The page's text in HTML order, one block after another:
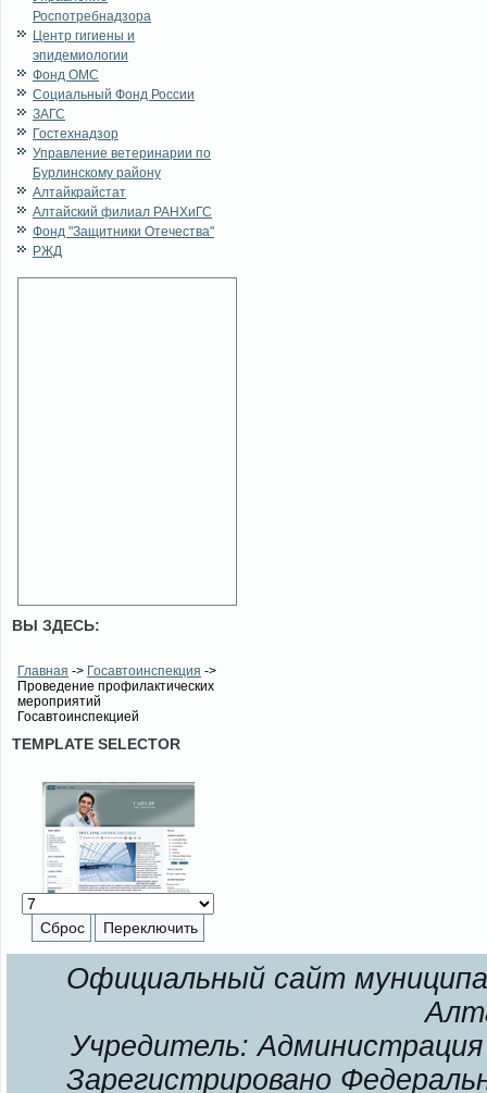
Роспотребнадзора
Центр гигиены и
эпидемиологии
Фонд ОМС
Социальный Фонд России
ЗАГС
Гостехнадзор
Управление ветеринарии по
Бурлинскому району
Алтайкрайстат
Алтайский филиал РАНХиГС
Фонд "Защитники Отечества"
РЖД
ВЫ ЗДЕСЬ:
Главная -> Госавтоинспекция ->
Проведение профилактических
мероприятий
Госавтоинспекцией
TEMPLATE SELECTOR
Официальный сайт
Учредитель: Администрация
Зарегистрировано